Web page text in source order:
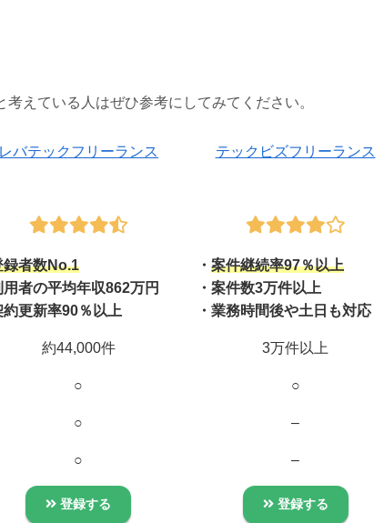
えている人はぜひ参考にしてみてください。
レバテックフリーランス テックビズフリーランス
録者数No.1
用者の平均年収862万円
約更新率90％以上
・ 案件継続率97％以上
・案件数3万件以上
・業務時間後や土日も対応
約44,000件 3万件以上
○ ○
○ –
○ –
登録する 登録する